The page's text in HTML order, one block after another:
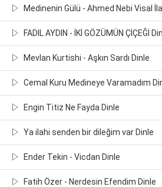
Medinenin Gülü - Ahmed Nebi Visal
FADIL AYDIN - İKİ GÖZÜMÜN ÇİÇEĞİ
Mevlan Kurtishi - Aşkın Sardı Dinle
Cemal Kuru Medineye Varamadım
Engin Titiz Ne Fayda Dinle
Ya ilahi senden bir dileğim var Dinle
Ender Tekin - Vicdan Dinle
Fatih Özer - Nerdesin Efendim Dinle